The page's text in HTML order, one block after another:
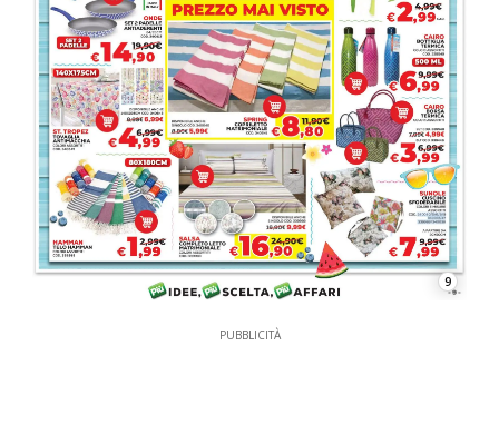
9
PUBBLICITÀ